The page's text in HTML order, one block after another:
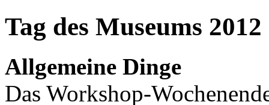
Tag des Museums
Allgemeine Dinge
Das Workshop-